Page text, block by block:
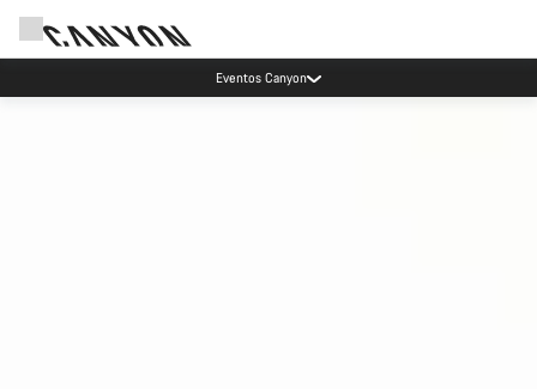
Ahorra con el newsletter Canyon